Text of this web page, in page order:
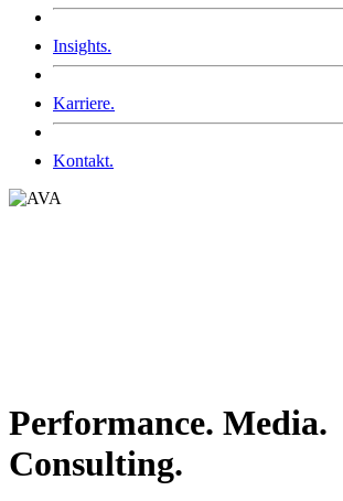
Insights.
Karriere.
Kontakt.
Performance. Media.
Consulting.